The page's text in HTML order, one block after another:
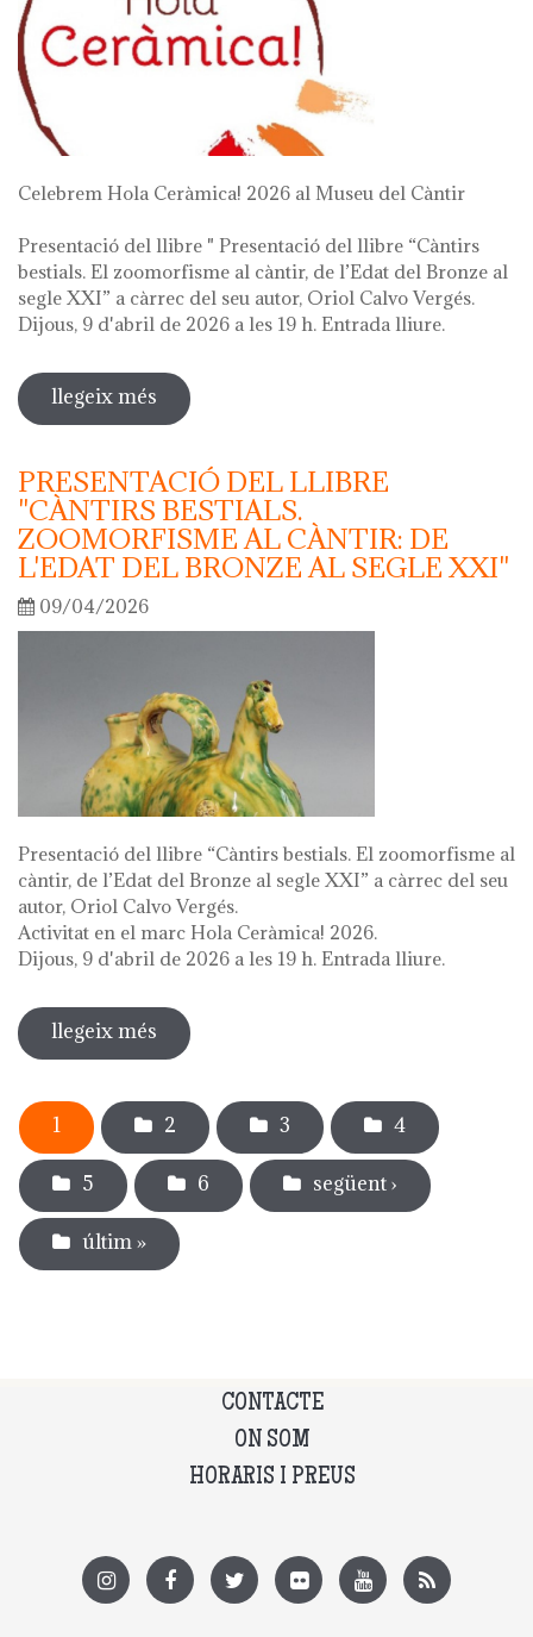
Celebrem Hola Ceràmica! 2026 al Museu del Càntir
Presentació del llibre " Presentació del llibre “Càntirs
bestials. El zoomorfisme al càntir, de l’Edat del Bronze al
segle XXI” a càrrec del seu autor, Oriol Calvo Vergés.
Dijous, 9 d'abril de 2026 a les 19 h. Entrada lliure.
llegeix més sobre hola ceràmica! 2026
PRESENTACIÓ DEL LLIBRE
"CÀNTIRS BESTIALS.
ZOOMORFISME AL CÀNTIR: DE
L'EDAT DEL BRONZE AL SEGLE XXI"
09/04/2026
Presentació del llibre “Càntirs bestials. El zoomorfisme al
càntir, de l’Edat del Bronze al segle XXI” a càrrec del seu
autor, Oriol Calvo Vergés.
Activitat en el marc Hola Ceràmica! 2026.
Dijous, 9 d'abril de 2026 a les 19 h. Entrada lliure.
llegeix més sobre presentació del llibre "càntirs
bestials. zoomorfisme al càntir: de
Pàgines
1 2 3 4
5 6 següent ›
últim »
CONTACTE
ON SOM
HORARIS I PREUS